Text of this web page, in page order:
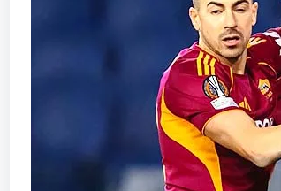
Le Passionnant Match de
l’AS Roma: Une Expérience
Inoubliable
Article sur le Match AS Roma Le